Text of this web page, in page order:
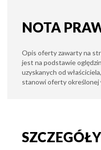
NOTA
Opis oferty zawarty na
jest na podstawie
uzyskanych od
stanowi oferty określonej
SZCZEGÓŁY